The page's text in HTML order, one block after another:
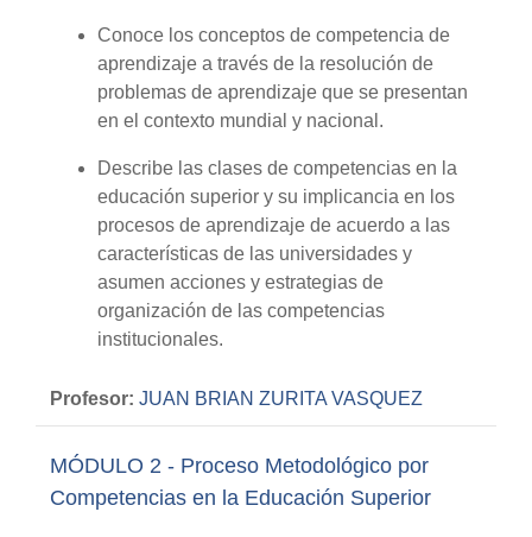
Conoce los conceptos de competencia de
aprendizaje a través de la resolución de
problemas de aprendizaje que se presentan
en el contexto mundial y nacional.
Describe las clases de competencias en la
educación superior y su implicancia en los
procesos de aprendizaje de acuerdo a las
características de las universidades y
asumen acciones y estrategias de
organización de las competencias
institucionales.
Profesor: JUAN BRIAN ZURITA VASQUEZ
MÓDULO 2 - Proceso Metodológico por
Competencias en la Educación Superior